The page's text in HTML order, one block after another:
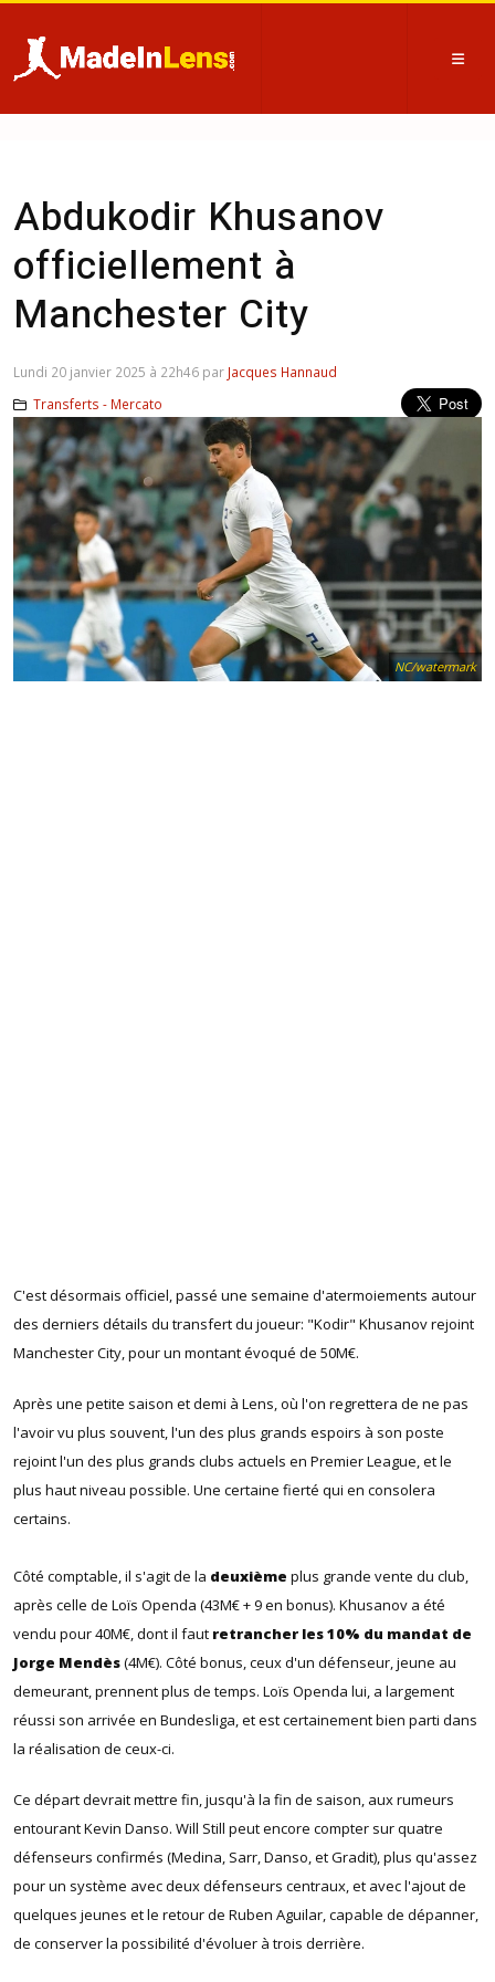
Abdukodir Khusanov
officiellement à
Manchester City
NC/watermark
C'est désormais officiel, passé une semaine d'atermoiements autour
des derniers détails du transfert du joueur: "Kodir" Khusanov rejoint
Manchester City, pour un montant évoqué de 50M€.
Après une petite saison et demi à Lens, où l'on regrettera de ne pas
l'avoir vu plus souvent, l'un des plus grands espoirs à son poste
rejoint l'un des plus grands clubs actuels en Premier League, et le
plus haut niveau possible. Une certaine fierté qui en consolera
certains.
Côté comptable, il s'agit de la deuxième plus grande vente du club,
après celle de Loïs Openda (43M€ + 9 en bonus). Khusanov a été
vendu pour 40M€, dont il faut retrancher les 10% du mandat de
Jorge Mendès(4M€). Côté bonus, ceux d'un défenseur, jeune au
demeurant, prennent plus de temps. Loïs Openda lui, a largement
réussi son arrivée en Bundesliga, et est certainement bien parti dans
la réalisation de ceux-ci.
Ce départ devrait mettre fin, jusqu'à la fin de saison, aux rumeurs
entourant Kevin Danso. Will Still peut encore compter sur quatre
défenseurs confirmés (Medina, Sarr, Danso, et Gradit), plus qu'assez
pour un système avec deux défenseurs centraux, et avec l'ajout de
quelques jeunes et le retour de Ruben Aguilar, capable de dépanner,
de conserver la possibilité d'évoluer à trois derrière.
Lundi 20 janvier 2025 à 22h46 par Jacques Hannaud
Transferts - Mercato